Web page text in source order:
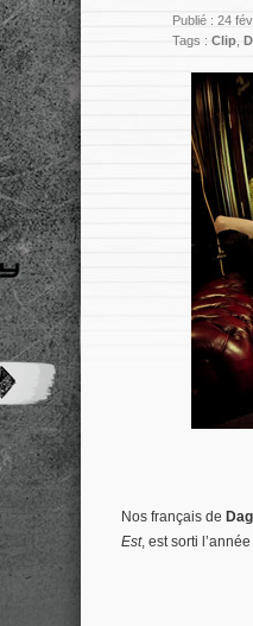
Publié : 24
Tags : Clip
Nos français de
Est, est sorti